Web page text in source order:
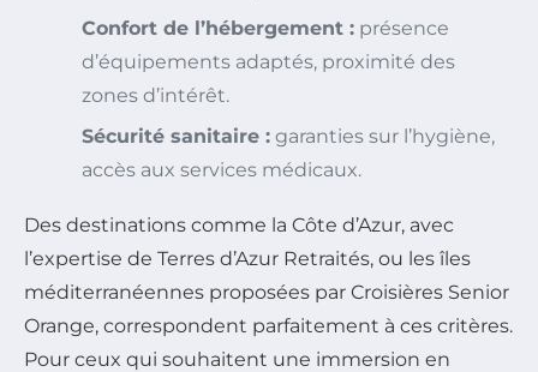
Confort de l’hébergement : présence
d’équipements adaptés, proximité des
zones d’intérêt.
Sécurité sanitaire : garanties sur l’hygiène,
accès aux services médicaux.
Des destinations comme la Côte d’Azur, avec
l’expertise de Terres d’Azur Retraités, ou les îles
méditerranéennes proposées par Croisières Senior
Orange, correspondent parfaitement à ces critères.
Pour ceux qui souhaitent une immersion en